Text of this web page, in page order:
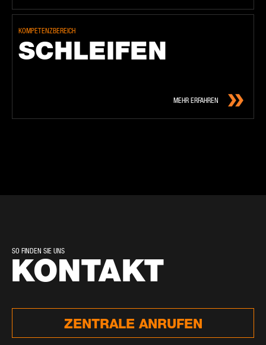
KOMPETENZBEREICH
SCHLEI­FEN
MEHR ERFAHREN
SO FINDEN SIE UNS
KONTAKT
ZENTRALE ANRUFEN